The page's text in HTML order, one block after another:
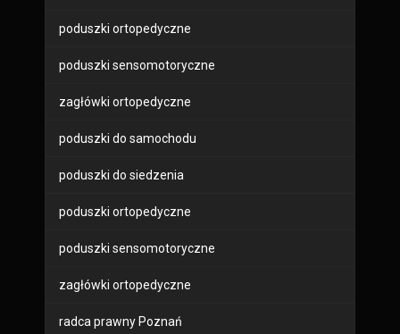
poduszki ortopedyczne
poduszki sensomotoryczne
zagłówki ortopedyczne
poduszki do samochodu
poduszki do siedzenia
poduszki ortopedyczne
poduszki sensomotoryczne
zagłówki ortopedyczne
radca prawny Poznań